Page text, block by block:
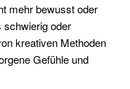
mehr bewusst oder
schwierig oder
kreativen Methoden
Gefühle und